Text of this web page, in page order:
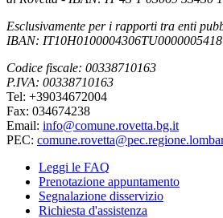
Esclusivamente per i rapporti tra enti
IBAN: IT10H0100004306TU0000005418
Codice fiscale: 00338710163
P.IVA: 00338710163
Tel: +39034672004
Fax: 034674238
Email: info@comune.rovetta.bg.it
PEC:
Leggi le FAQ
Prenotazione appuntamento
Segnalazione disservizio
Richiesta d'assistenza